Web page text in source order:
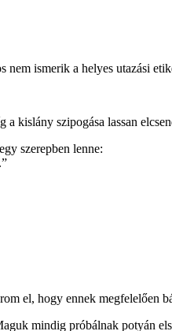
nem ismerik a helyes utazási
kislány szipogása lassan
szerepben lenne:
el, hogy ennek megfelelően
mindig próbálnak potyán